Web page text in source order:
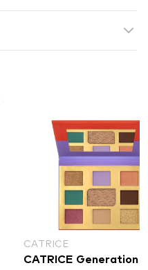
CATRICE
CATRICE Generation